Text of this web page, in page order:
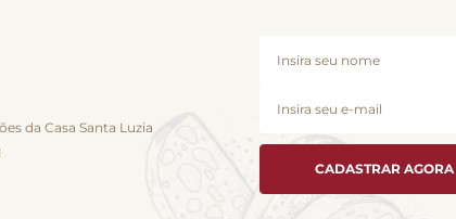
da Casa Santa Luzia
CADASTRAR AGORA